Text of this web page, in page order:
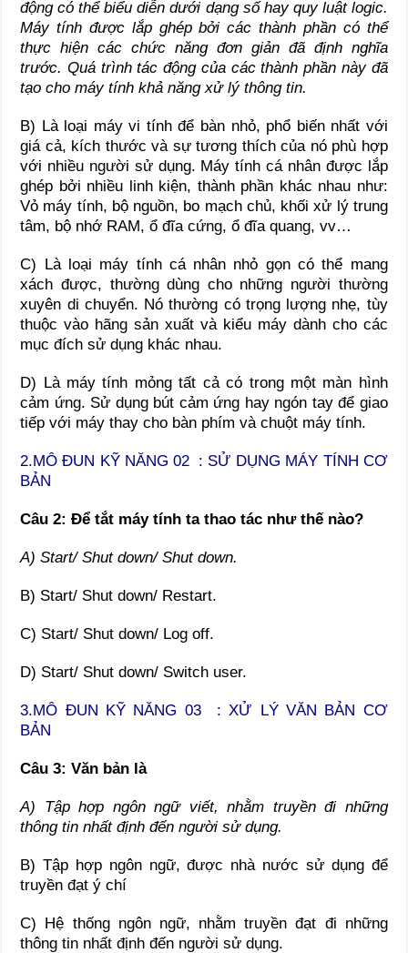
động có thể biểu diễn dưới dạng số hay quy luật logic.
Máy tính được lắp ghép bởi các thành phần có thể
thực hiện các chức năng đơn giản đã định nghĩa
trước. Quá trình tác động của các thành phần này đã
tạo cho máy tính khả năng xử lý thông tin.
B) Là loại máy vi tính để bàn nhỏ, phổ biến nhất với
giá cả, kích thước và sự tương thích của nó phù hợp
với nhiều người sử dụng. Máy tính cá nhân được lắp
ghép bởi nhiều linh kiện, thành phần khác nhau như:
Vỏ máy tính, bộ nguồn, bo mạch chủ, khối xử lý trung
tâm, bộ nhớ RAM, ổ đĩa cứng, ổ đĩa quang, vv…
C) Là loại máy tính cá nhân nhỏ gọn có thể mang
xách được, thường dùng cho những người thường
xuyên di chuyển. Nó thường có trọng lượng nhẹ, tùy
thuộc vào hãng sản xuất và kiểu máy dành cho các
mục đích sử dụng khác nhau.
D) Là máy tính mỏng tất cả có trong một màn hình
cảm ứng. Sử dụng bút cảm ứng hay ngón tay để giao
tiếp với máy thay cho bàn phím và chuột máy tính.
2.MÔ ĐUN KỸ NĂNG 02 : SỬ DỤNG MÁY TÍNH CƠ
BẢN
Câu 2: Để tắt máy tính ta thao tác như thế nào?
A) Start/ Shut down/ Shut down.
B) Start/ Shut down/ Restart.
C) Start/ Shut down/ Log off.
D) Start/ Shut down/ Switch user.
3.MÔ ĐUN KỸ NĂNG 03 : XỬ LÝ VĂN BẢN CƠ
BẢN
Câu 3: Văn bản là
A) Tập hợp ngôn ngữ viết, nhằm truyền đi những
thông tin nhất định đến người sử dụng.
B) Tập hợp ngôn ngữ, được nhà nước sử dụng để
truyền đạt ý chí
C) Hệ thống ngôn ngữ, nhằm truyền đạt đi những
thông tin nhất định đến người sử dụng.